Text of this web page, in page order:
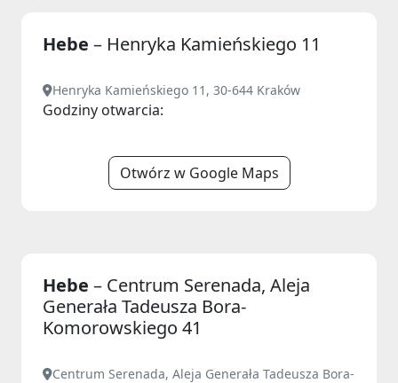
Hebe – Henryka Kamieńskiego 11
Henryka Kamieńskiego 11, 30-644 Kraków
Godziny otwarcia:
Otwórz w Google Maps
Hebe – Centrum Serenada, Aleja
Generała Tadeusza Bora-
Komorowskiego 41
Centrum Serenada, Aleja Generała Tadeusza Bora-